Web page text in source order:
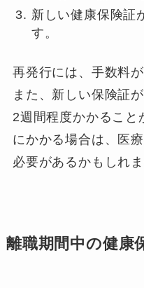
新しい健康保険証
す。
再発行には、手数料
また、新しい保険証
2週間程度かかること
にかかる場合は、医
必要があるかもしれま
離職期間中の健康